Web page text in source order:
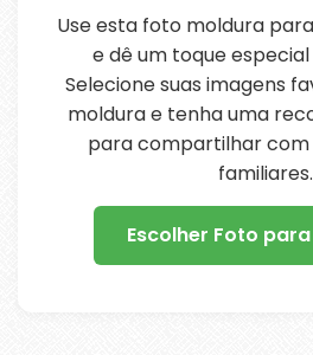
Use esta foto moldura
e dê um toque especial
Selecione suas imagens
moldura e tenha uma
para compartilhar com
familiares.
Escolher Foto